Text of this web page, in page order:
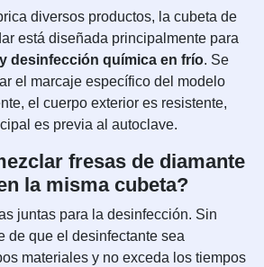
diversos productos, la cubeta de
está diseñada principalmente para
y desinfección química en frío. Se
el marcaje específico del modelo
el cuerpo exterior es resistente,
es previa al autoclave.
fresas de diamante
la misma cubeta?
juntas para la desinfección. Sin
de que el desinfectante sea
materiales y no exceda los tiempos